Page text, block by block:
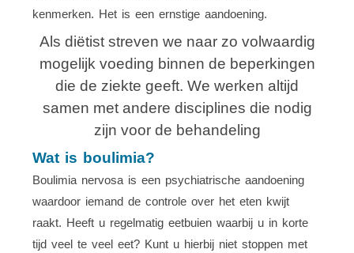
kenmerken. Het is een ernstige aandoening.
Als diëtist streven we naar zo volwaardig
mogelijk voeding binnen de beperkingen
die de ziekte geeft. We werken altijd
samen met andere disciplines die nodig
zijn voor de behandeling
Wat is boulimia?
Boulimia nervosa is een psychiatrische aandoening
waardoor iemand de controle over het eten kwijt
raakt. Heeft u regelmatig eetbuien waarbij u in korte
tijd veel te veel eet? Kunt u hierbij niet stoppen met